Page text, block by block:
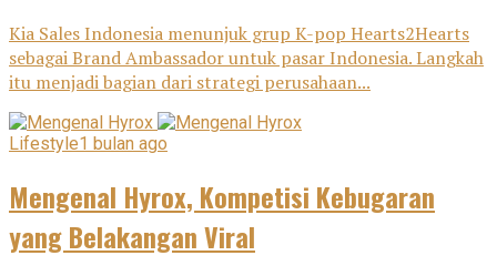
Kia Sales Indonesia menunjuk grup K-pop Hearts2Hearts
sebagai Brand Ambassador untuk pasar Indonesia. Langkah
itu menjadi bagian dari strategi perusahaan...
Lifestyle1 bulan ago
Mengenal Hyrox, Kompetisi Kebugaran
yang Belakangan Viral